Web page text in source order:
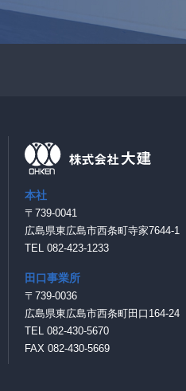
本社
〒739-0041
広島県東広島市西条町寺家7644-1
TEL 082-423-1233
田口事業所
〒739-0036
広島県東広島市西条町田口164-24
TEL 082-430-5670
FAX 082-430-5669